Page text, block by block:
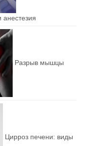
анестезия
Разрыв мышцы
Цирроз печени: виды